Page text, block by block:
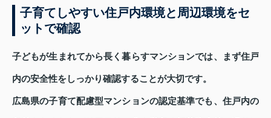
子育てしやすい住戸内環境と周辺環境をセ
ットで確認
子どもが生まれてから長く暮らすマンションでは、まず住戸
内の安全性をしっかり確認することが大切です。
広島県の子育て配慮型マンションの認定基準でも、住戸内の